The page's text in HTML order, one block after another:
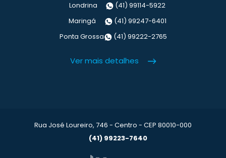
Londrina
(41) 99114-5922
Maringá
(41) 99247-6401
Ponta Grossa
(41) 99222-2765
Ver mais detalhes
Rua José Loureiro, 746 - Centro - CEP 80010-000
(41) 99223-7640